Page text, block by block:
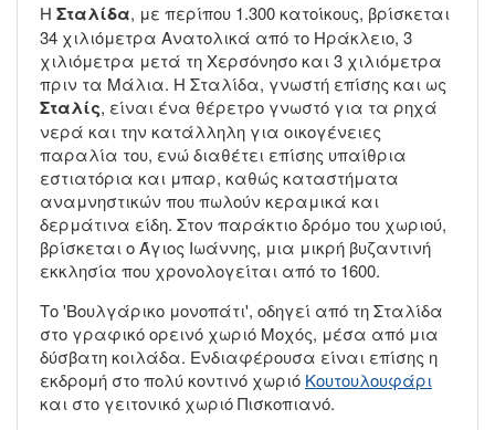
Η Σταλίδα, με περίπου 1.300 κατοίκους, βρίσκεται
34 χιλιόμετρα Ανατολικά από το Ηράκλειο, 3
χιλιόμετρα μετά τη Χερσόνησο και 3 χιλιόμετρα
πριν τα Μάλια. Η Σταλίδα, γνωστή επίσης και ως
Σταλίς, είναι ένα θέρετρο γνωστό για τα ρηχά
νερά και την κατάλληλη για οικογένειες
παραλία του, ενώ διαθέτει επίσης υπαίθρια
εστιατόρια και μπαρ, καθώς καταστήματα
αναμνηστικών που πωλούν κεραμικά και
δερμάτινα είδη. Στον παράκτιο δρόμο του χωριού,
βρίσκεται ο Άγιος Ιωάννης, μια μικρή βυζαντινή
εκκλησία που χρονολογείται από το 1600.
Το 'Βουλγάρικο μονοπάτι', οδηγεί από τη Σταλίδα
στο γραφικό ορεινό χωριό Μοχός, μέσα από μια
δύσβατη κοιλάδα. Ενδιαφέρουσα είναι επίσης η
εκδρομή στο πολύ κοντινό χωριό Κουτουλουφάρι
και στο γειτονικό χωριό Πισκοπιανό.